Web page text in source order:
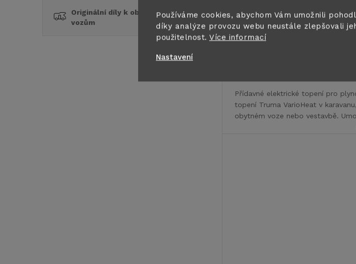
Používáme cookies, abychom Vám umožnili
díky analýze provozu webu neustále zlepšovali
použitelnost. Více informací
Nastavení
Originální díly k obytným
vozům
d
k
r
o
u
Elektrická sada Truma E-KIT
topení VarioHeat
15 178 Kč
Přídavné elektrické topení pro
topení Truma VarioHeat v karavanu,
obytném voze nebo vestavbě.